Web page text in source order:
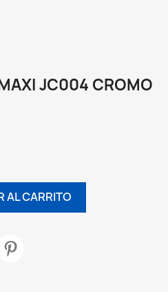
JC004 CROMO
AL CARRITO